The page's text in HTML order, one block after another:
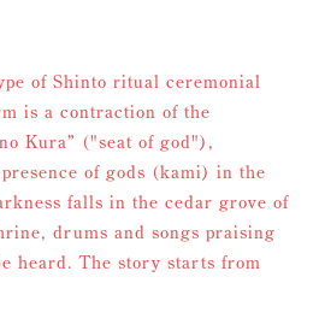
of Shinto ritual ceremonial
is a contraction of the
Kura” ("seat of god"),
of gods (kami) in the
falls in the cedar grove of
drums and songs praising
heard. The story starts from